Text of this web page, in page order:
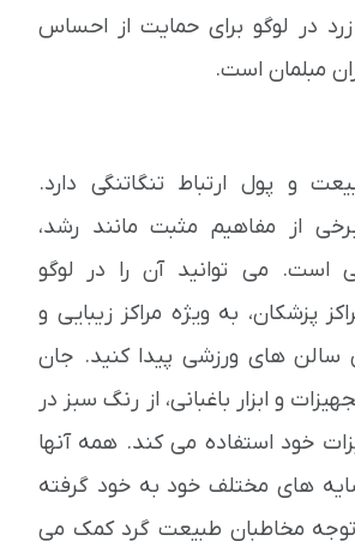
در لوگو برای حمایت از احساس
مبلمان است.
و پول ارتباط تنگاتنگی دارد.
از مفاهیم مثبت مانند رشد،
است. می توانید آن را در لوگو
پزشکان، به ویژه مراکز زیبایی و
سالن های ورزشی پیدا کنید. جان
و ابزار باغبانی، از رنگ سبز در
خود استفاده می کند. همه آنها
های مختلف خود به خود گرفته
مخاطبان طبیعت گرد کمک می